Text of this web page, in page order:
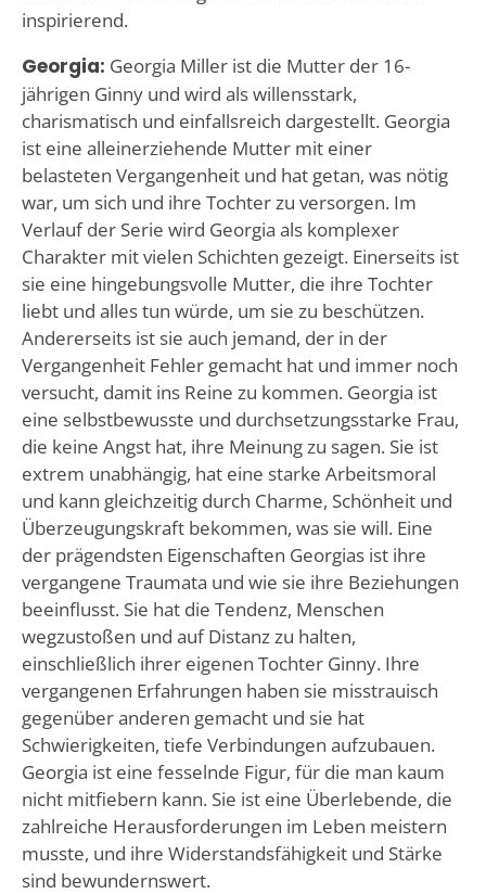
inspirierend.
Georgia: Georgia Miller ist die Mutter der 16-
jährigen Ginny und wird als willensstark,
charismatisch und einfallsreich dargestellt. Georgia
ist eine alleinerziehende Mutter mit einer
belasteten Vergangenheit und hat getan, was nötig
war, um sich und ihre Tochter zu versorgen. Im
Verlauf der Serie wird Georgia als komplexer
Charakter mit vielen Schichten gezeigt. Einerseits ist
sie eine hingebungsvolle Mutter, die ihre Tochter
liebt und alles tun würde, um sie zu beschützen.
Andererseits ist sie auch jemand, der in der
Vergangenheit Fehler gemacht hat und immer noch
versucht, damit ins Reine zu kommen. Georgia ist
eine selbstbewusste und durchsetzungsstarke Frau,
die keine Angst hat, ihre Meinung zu sagen. Sie ist
extrem unabhängig, hat eine starke Arbeitsmoral
und kann gleichzeitig durch Charme, Schönheit und
Überzeugungskraft bekommen, was sie will. Eine
der prägendsten Eigenschaften Georgias ist ihre
vergangene Traumata und wie sie ihre Beziehungen
beeinflusst. Sie hat die Tendenz, Menschen
wegzustoßen und auf Distanz zu halten,
einschließlich ihrer eigenen Tochter Ginny. Ihre
vergangenen Erfahrungen haben sie misstrauisch
gegenüber anderen gemacht und sie hat
Schwierigkeiten, tiefe Verbindungen aufzubauen.
Georgia ist eine fesselnde Figur, für die man kaum
nicht mitfiebern kann. Sie ist eine Überlebende, die
zahlreiche Herausforderungen im Leben meistern
musste, und ihre Widerstandsfähigkeit und Stärke
sind bewundernswert.